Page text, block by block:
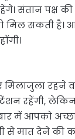
संतान पक्ष
सकती है।
रहने
रहेंगी,
में आपको
से मात देने